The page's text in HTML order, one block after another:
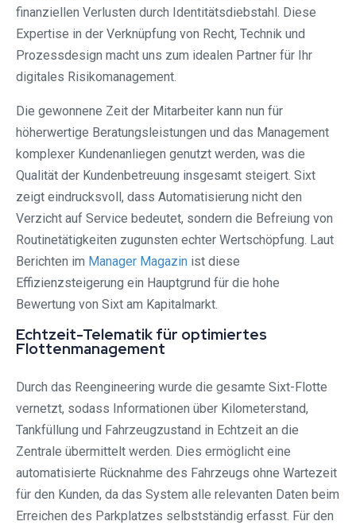
finanziellen Verlusten durch Identitätsdiebstahl. Diese
Expertise in der Verknüpfung von Recht, Technik und
Prozessdesign macht uns zum idealen Partner für Ihr
digitales Risikomanagement.
Die gewonnene Zeit der Mitarbeiter kann nun für
höherwertige Beratungsleistungen und das Management
komplexer Kundenanliegen genutzt werden, was die
Qualität der Kundenbetreuung insgesamt steigert. Sixt
zeigt eindrucksvoll, dass Automatisierung nicht den
Verzicht auf Service bedeutet, sondern die Befreiung von
Routinetätigkeiten zugunsten echter Wertschöpfung. Laut
Berichten im Manager Magazin ist diese
Effizienzsteigerung ein Hauptgrund für die hohe
Bewertung von Sixt am Kapitalmarkt.
Echtzeit-Telematik für optimiertes
Flottenmanagement
Durch das Reengineering wurde die gesamte Sixt-Flotte
vernetzt, sodass Informationen über Kilometerstand,
Tankfüllung und Fahrzeugzustand in Echtzeit an die
Zentrale übermittelt werden. Dies ermöglicht eine
automatisierte Rücknahme des Fahrzeugs ohne Wartezeit
für den Kunden, da das System alle relevanten Daten beim
Erreichen des Parkplatzes selbstständig erfasst. Für den